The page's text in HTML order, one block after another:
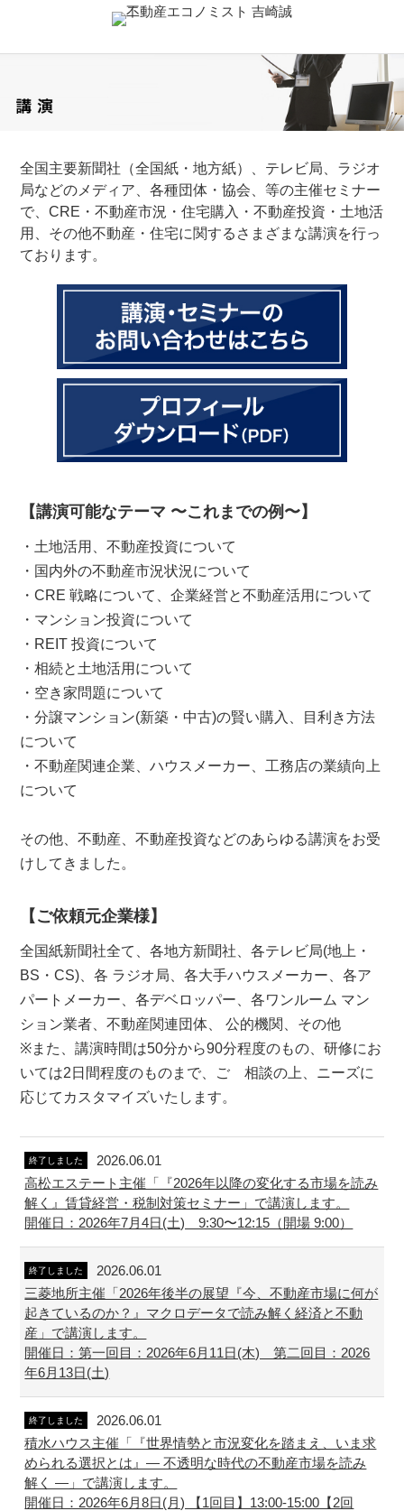
全国主要新聞社（全国紙・地方紙）、テレビ局、ラジオ
局などのメディア、各種団体・協会、等の主催セミナー
で、CRE・不動産市況・住宅購入・不動産投資・土地活
用、その他不動産・住宅に関するさまざまな講演を行っ
ております。
【講演可能なテーマ 〜これまでの例〜】
・土地活用、不動産投資について
・国内外の不動産市況状況について
・CRE 戦略について、企業経営と不動産活用について
・マンション投資について
・REIT 投資について
・相続と土地活用について
・空き家問題について
・分譲マンション(新築・中古)の賢い購入、目利き方法
について
・不動産関連企業、ハウスメーカー、工務店の業績向上
について
その他、不動産、不動産投資などのあらゆる講演をお受
けしてきました。
【ご依頼元企業様】
全国紙新聞社全て、各地方新聞社、各テレビ局(地上・
BS・CS)、各 ラジオ局、各大手ハウスメーカー、各ア
パートメーカー、各デベロッパー、各ワンルーム マン
ション業者、不動産関連団体、 公的機関、その他
※また、講演時間は50分から90分程度のもの、研修にお
いては2日間程度のものまで、ご゙相談の上、ニーズに
応じてカスタマイズいたします。
終了しました
2026.06.01
高松エステート主催「『2026年以降の変化する市場を読み
解く』賃貸経営・税制対策セミナー」で講演します。
開催日：2026年7月4日(土) 9:30〜12:15（開場 9:00）
終了しました
2026.06.01
三菱地所主催「2026年後半の展望『今、不動産市場に何が
起きているのか？』マクロデータで読み解く経済と不動
産」で講演します。
開催日：第一回目：2026年6月11日(木) 第二回目：2026
年6月13日(土)
終了しました
2026.06.01
積水ハウス主催「『世界情勢と市況変化を踏まえ、いま求
められる選択とは』― 不透明な時代の不動産市場を読み
解く ―」で講演します。
開催日：2026年6月8日(月) 【1回目】13:00-15:00【2回